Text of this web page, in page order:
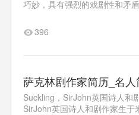
巧妙，具有强烈的戏剧性和矛
396
萨克林剧作家简历_名
Suckling，SirJohn英国诗人和
SirJohn英国诗人和剧作家生